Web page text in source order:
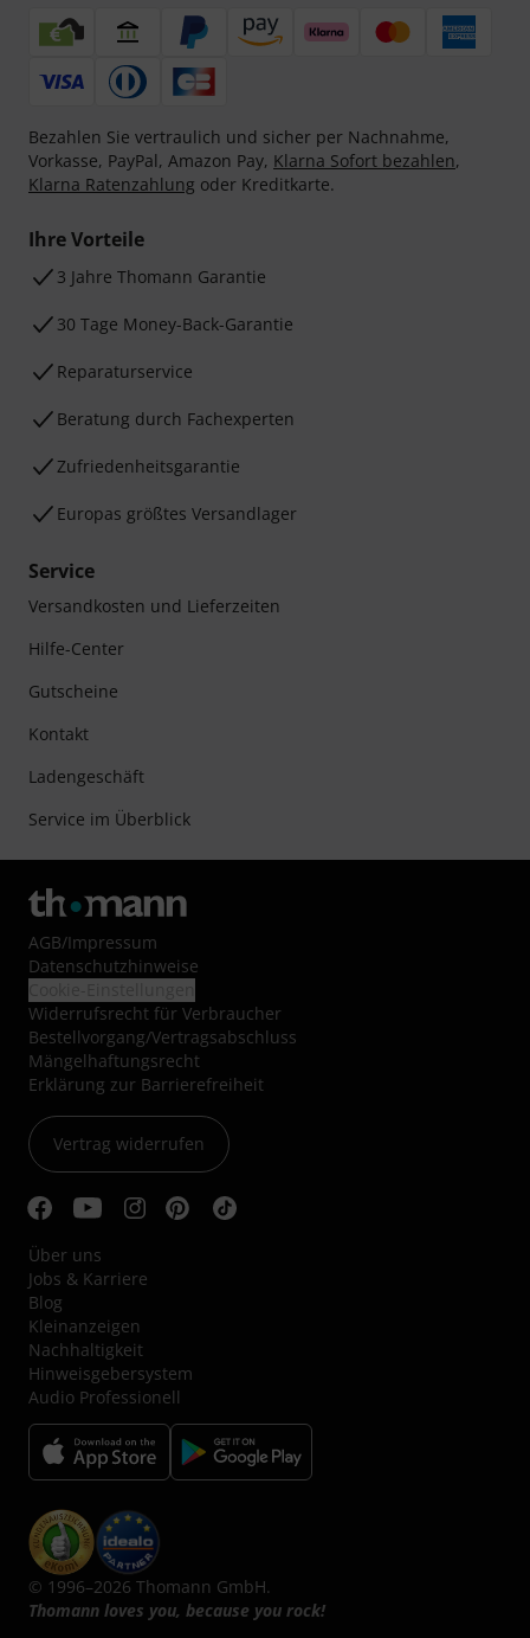
Bezahlen Sie vertraulich und sicher per Nachnahme,
Vorkasse, PayPal, Amazon Pay, Klarna Sofort bezahlen,
Klarna Ratenzahlung oder Kreditkarte.
Ihre Vorteile
3 Jahre Thomann Garantie
30 Tage Money-Back-Garantie
Reparaturservice
Beratung durch Fachexperten
Zufriedenheitsgarantie
Europas größtes Versandlager
Service
Versandkosten und Lieferzeiten
Hilfe-Center
Gutscheine
Kontakt
Ladengeschäft
Service im Überblick
AGB/Impressum
Datenschutzhinweise
Widerrufsrecht für Verbraucher
Bestellvorgang/Vertragsabschluss
Mängelhaftungsrecht
Erklärung zur Barrierefreiheit
Vertrag widerrufen
Über uns
Jobs & Karriere
Blog
Kleinanzeigen
Nachhaltigkeit
Hinweisgebersystem
Audio Professionell
© 1996–2026 Thomann GmbH.
Thomann loves you, because you rock!